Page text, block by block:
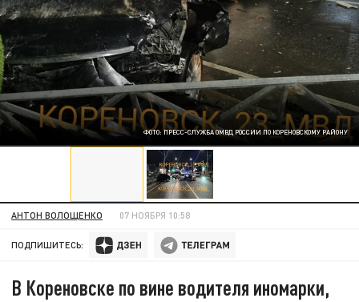
ФОТО: ПРЕСС-СЛУЖБА ОМВД РОССИИ ПО КОРЕНОВСКОМУ РАЙОНУ
АНТОН ВОЛОЩЕНКО 07 НОЯБРЯ 10:58
ПОДПИШИТЕСЬ:
В Кореновске по вине водителя иномарки,